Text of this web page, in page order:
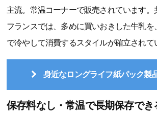
主流。常温コーナーで販売されています。
フランスでは、多めに買いおきした牛乳を
で冷やして消費するスタイルが確立されて
身近なロングライフ紙パック製
保存料なし・常温で長期保存でき